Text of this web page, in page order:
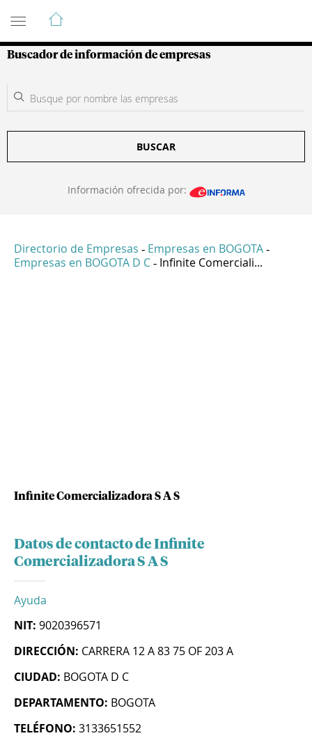
Guía de Empresas Colombianas
Buscador de información de empresas
BUSCAR
Información ofrecida por:
Directorio de Empresas - Empresas en BOGOTA -
Empresas en BOGOTA D C - Infinite Comerciali...
Infinite Comercializadora S A S
Datos de contacto de Infinite
Comercializadora S A S
Ayuda
NIT: 9020396571
DIRECCIÓN: CARRERA 12 A 83 75 OF 203 A
CIUDAD: BOGOTA D C
DEPARTAMENTO: BOGOTA
TELÉFONO: 3133651552